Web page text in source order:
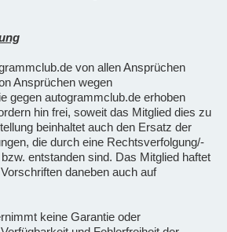
von allen Ansprüchen
Ansprüchen wegen
gegen autogrammclub.de erhoben
hin frei, soweit das Mitglied dies zu
beinhaltet auch den Ersatz der
die durch eine Rechtsverfolgung/-
entstanden sind. Das Mitglied haftet
daneben auch auf
keine Garantie oder